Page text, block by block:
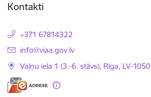
Kontakti
+371 67814322
E-pasts:
info@viaa.gov.lv
Vaļņu iela 1 (3.-6. stāvs), Rīga, LV-1050